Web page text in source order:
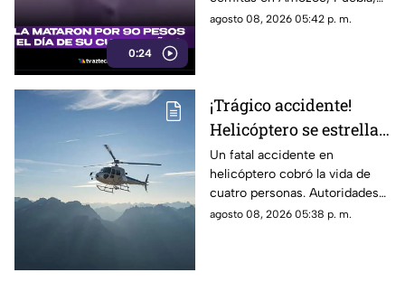
0:24
cuando presuntamente un
agosto 08, 2026 05:42 p. m.
¡Trágico accidente!
Helicóptero se estrella
en zona boscosa y
mueren cuatro
personas
Un fatal accidente en
helicóptero cobró la vida de
cuatro personas. Autoridades
confirmaron que la aeronave
agosto 08, 2026 05:38 p. m.